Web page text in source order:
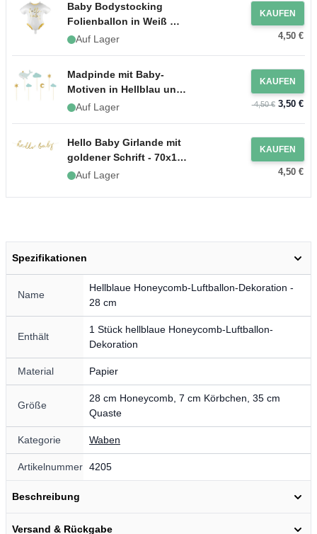
Baby Bodystocking
Folienballon in Weiß mit
goldener Schrift - 51x45
Auf Lager
KAUFEN
4,50 €
Madpinde mit Baby-
Motiven in Hellblau und
Gold, 7 Teile - 11-13,5
Auf Lager
KAUFEN
4,50 €3,50 €
Hello Baby Girlande mit
goldener Schrift - 70x18
cmAuf Lager
KAUFEN
4,50 €
Spezifikationen
Name
Hellblaue Honeycomb-Luftballon-Dekoration -
28 cm
Enthält
1 Stück hellblaue Honeycomb-Luftballon-
Dekoration
Material Papier
Größe
28 cm Honeycomb, 7 cm Körbchen, 35 cm
Quaste
Kategorie Waben
Artikelnummer 4205
Beschreibung
Versand & Rückgabe